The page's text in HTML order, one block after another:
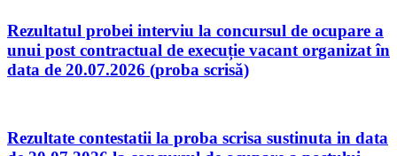
Rezultatul probei interviu la concursul de ocupare a
unui post contractual de execuție vacant organizat în
data de 20.07.2026 (proba scrisă)
Rezultate contestatii la proba scrisa sustinuta in data